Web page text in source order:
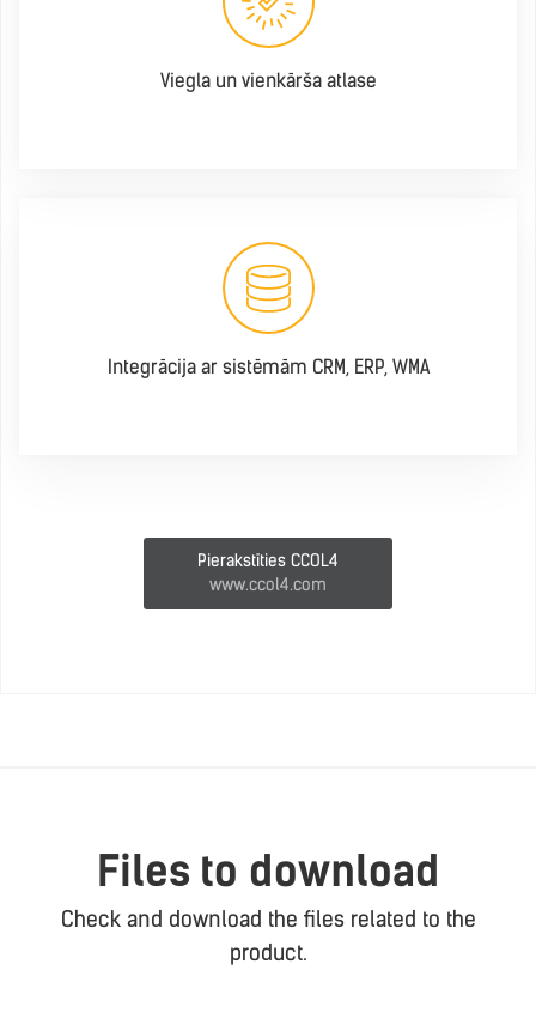
Viegla un vienkārša atlase
Integrācija ar sistēmām CRM, ERP, WMA
Pierakstīties CCOL4
www.ccol4.com
Files to download
Check and download the files related to the
product.